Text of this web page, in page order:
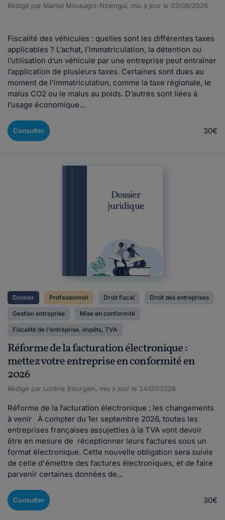
Rédigé par Martial Moukagni-Nziengui, mis à jour le 03/08/2026
Fiscalité des véhicules : quelles sont les différentes taxes
applicables ? L’achat, l’immatriculation, la détention ou
l’utilisation d’un véhicule par une entreprise peut entraîner
l’application de plusieurs taxes. Certaines sont dues au
moment de l’immatriculation, comme la taxe régionale, le
malus CO2 ou le malus au poids. D’autres sont liées à
l’usage économique...
Consulter 30€
Dossier
juridique
Dossier Professionnel Droit fiscal Droit des entreprises
Gestion entreprise Mise en conformité
Fiscalité de l'entreprise, impôts, TVA
Réforme de la facturation électronique :
mettez votre entreprise en conformité en
2026
Rédigé par Lorène Bourgain, mis à jour le 24/07/2026
Réforme de la facturation électronique : les changements
à venir À compter du 1er septembre 2026, toutes les
entreprises françaises assujetties à la TVA vont devoir
être en mesure de réceptionner leurs factures sous un
format électronique. Cette nouvelle obligation sera suivie
de celle d'émettre des factures électroniques, et de faire
parvenir certaines données de...
Consulter 30€